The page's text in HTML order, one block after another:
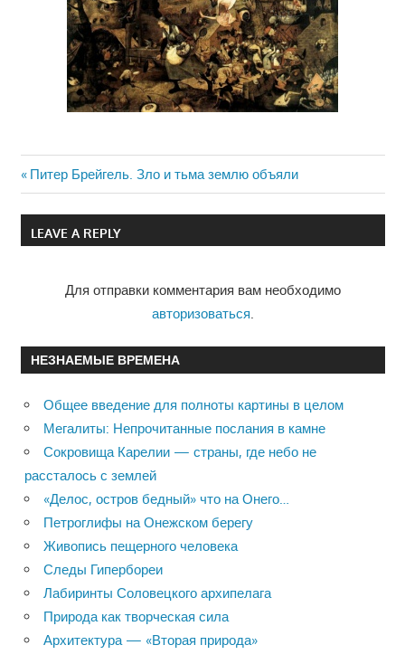
Навигация
по
Previous
Post:
Питер Брейгель. Зло и тьма землю объяли
LEAVE A REPLY
Для отправки комментария вам необходимо
авторизоваться.
НЕЗНАЕМЫЕ ВРЕМЕНА
Общее введение для полноты картины в целом
Мегалиты: Непрочитанные послания в камне
Сокровища Карелии — страны, где небо не
рассталось с землей
«Делос, остров бедный» что на Онего…
Петроглифы на Онежском берегу
Живопись пещерного человека
Следы Гипербореи
Лабиринты Соловецкого архипелага
Природа как творческая сила
Архитектура — «Вторая природа»